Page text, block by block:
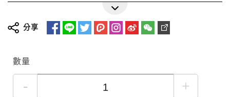
作者：三民書局辭典編輯委員會
分享
數量
- +